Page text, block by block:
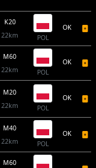
K20
22km
POL
OK
M60
22km
POL
OK
M20
22km
POL
OK
M40
22km
POL
OK
M60